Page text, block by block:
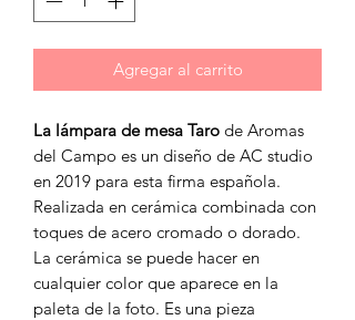
Agregar al carrito
La lámpara de mesa Taro de Aromas
del Campo es un diseño de AC studio
en 2019 para esta firma española.
Realizada en cerámica combinada con
toques de acero cromado o dorado.
La cerámica se puede hacer en
cualquier color que aparece en la
paleta de la foto. Es una pieza